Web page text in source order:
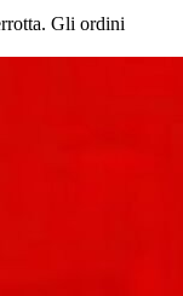
Gli ordini